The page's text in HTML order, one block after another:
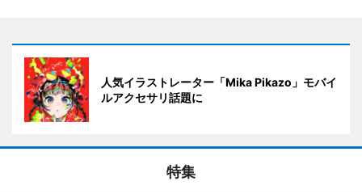
人気イラストレーター「Mika Pikazo」モバイ
ルアクセサリ話題に
特集